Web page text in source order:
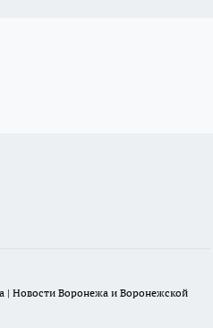
Новости Воронежа и Воронежской